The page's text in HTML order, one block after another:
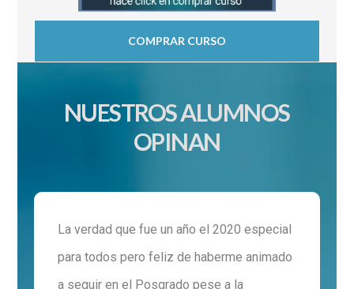
COMPRAR CURSO
NUESTROS ALUMNOS
OPINAN
La verdad que fue un año el 2020 especial
para todos pero feliz de haberme animado
a seguir en el Posgrado pese a la